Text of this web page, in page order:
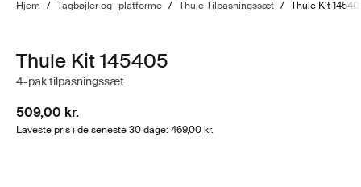
Hjem / Tagbøjler og -platforme / Thule Tilpasningssæt / Thule Kit
Thule Kit 145405
4-pak tilpasningssæt
509,00 kr.
Laveste pris i de seneste 30 dage: 469,00 kr.